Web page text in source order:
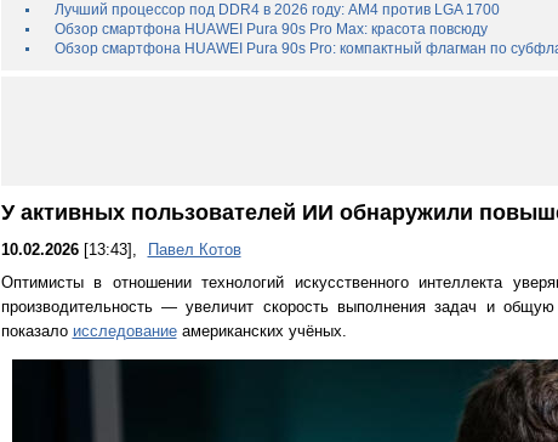
Лучший процессор под DDR4 в 2026 году: AM4 против LGA 1700
Обзор смартфона HUAWEI Pura 90s Pro Max: красота повсюду
Обзор смартфона HUAWEI Pura 90s Pro: компактный флагман по
У активных пользователей ИИ обнаружили
10.02.2026[13:43],
Павел Котов
Оптимисты в отношении технологий искусственного интеллекта
производительность — увеличит скорость выполнения задач и
показало исследованиеамериканских учёных.